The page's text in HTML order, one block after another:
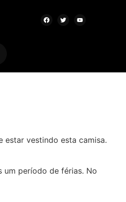
estar vestindo esta camisa.
um período de férias. No